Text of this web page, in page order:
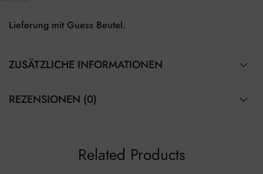
Lieferung mit Guess Beutel.
ZUSÄTZLICHE INFORMATIONEN
REZENSIONEN (0)
Related Products